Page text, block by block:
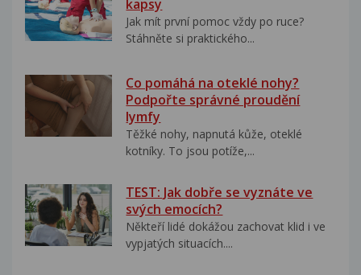
kapsy
Jak mít první pomoc vždy po ruce?
Stáhněte si praktického...
Co pomáhá na oteklé nohy?
Podpořte správné proudění
lymfy
Těžké nohy, napnutá kůže, oteklé
kotníky. To jsou potíže,...
TEST: Jak dobře se vyznáte ve
svých emocích?
Někteří lidé dokážou zachovat klid i ve
vypjatých situacích....